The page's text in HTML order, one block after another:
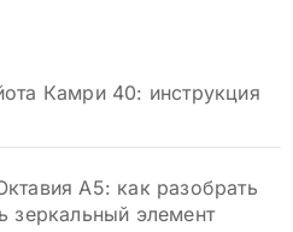
Камри 40: инструкция
А5: как разобрать
зеркальный элемент